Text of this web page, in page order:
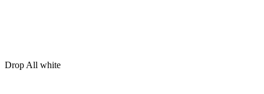
Drop All white